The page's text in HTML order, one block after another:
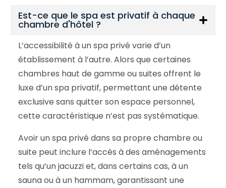
Est-ce que le spa est privatif à chaque
chambre d'hôtel ?
L’accessibilité à un spa privé varie d’un
établissement à l’autre. Alors que certaines
chambres haut de gamme ou suites offrent le
luxe d’un spa privatif, permettant une détente
exclusive sans quitter son espace personnel,
cette caractéristique n’est pas systématique.
Avoir un spa privé dans sa propre chambre ou
suite peut inclure l’accès à des aménagements
tels qu’un jacuzzi et, dans certains cas, à un
sauna ou à un hammam, garantissant une